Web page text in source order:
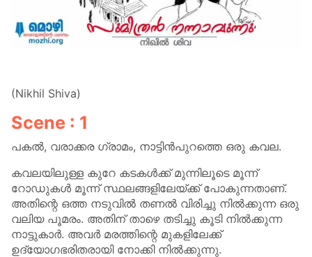
(Nikhil Shiva)
Scene : 1
പകൽ, വരാക്കര ഗ്രാമം, നാട്ടിൻപുറത്തെ ഒരു കവല.
കവലയിലുള്ള കുറേ കടകൾക്ക് മുന്നിലൂടെ മൂന്ന്
റോഡുകൾ മൂന്ന് സ്ഥലങ്ങളിലേയ്ക്ക് പോകുന്നതാണ്.
അതിന്റെ ഒത്ത നടുവിൽ തണൽ വിരിച്ചു നിൽക്കുന്ന ഒരു
വലിയ പൂമരം. അതിന് താഴെ തടിച്ചു കൂടി നിൽക്കുന്ന
നാട്ടുകാർ. അവർ മരത്തിന്റെ മുകളിലേക്ക്
ഉദ്യോഗഭരിതരായി നോക്കി നിൽക്കുന്നു.